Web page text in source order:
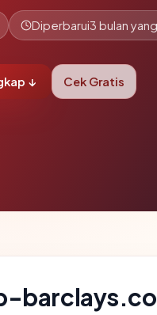
Diperbarui3 bulan
↓ Cek Gratis